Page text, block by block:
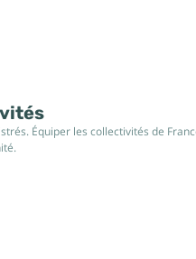
Équiper les collectivités de